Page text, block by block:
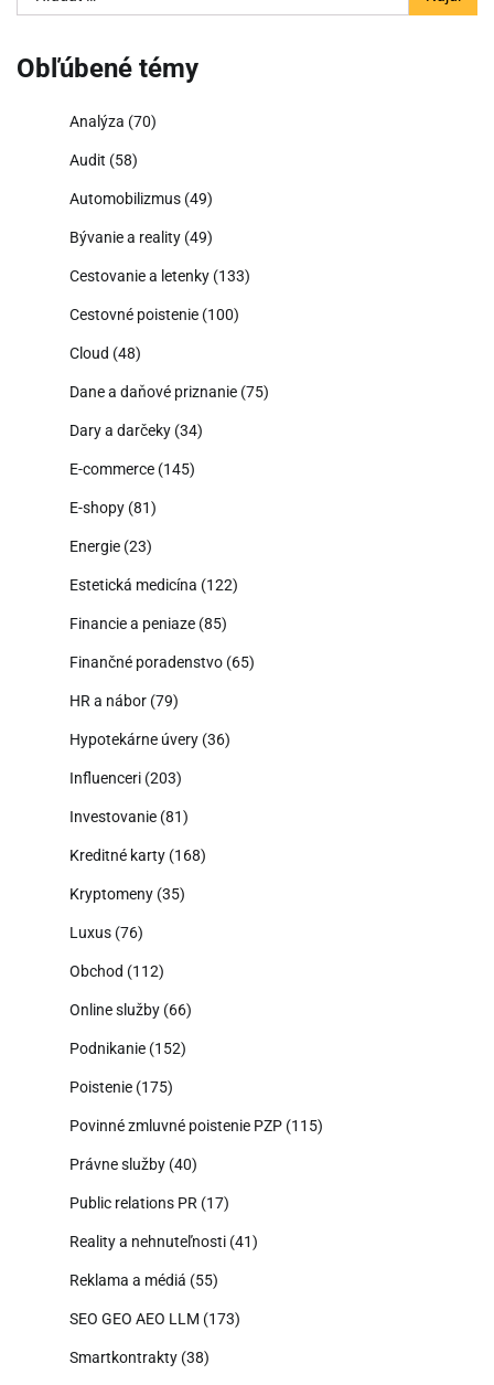
Obľúbené témy
Analýza (70)
Audit (58)
Automobilizmus (49)
Bývanie a reality (49)
Cestovanie a letenky (133)
Cestovné poistenie (100)
Cloud (48)
Dane a daňové priznanie (75)
Dary a darčeky (34)
E-commerce (145)
E-shopy (81)
Energie (23)
Estetická medicína (122)
Financie a peniaze (85)
Finančné poradenstvo (65)
HR a nábor (79)
Hypotekárne úvery (36)
Influenceri (203)
Investovanie (81)
Kreditné karty (168)
Kryptomeny (35)
Luxus (76)
Obchod (112)
Online služby (66)
Podnikanie (152)
Poistenie (175)
Povinné zmluvné poistenie PZP (115)
Právne služby (40)
Public relations PR (17)
Reality a nehnuteľnosti (41)
Reklama a médiá (55)
SEO GEO AEO LLM (173)
Smartkontrakty (38)